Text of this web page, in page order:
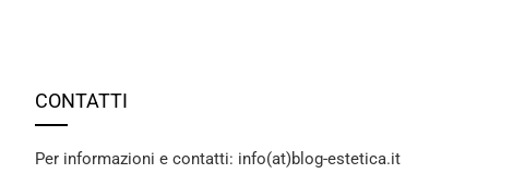
CONTATTI
Per informazioni e contatti: info(at)blog-estetica.it